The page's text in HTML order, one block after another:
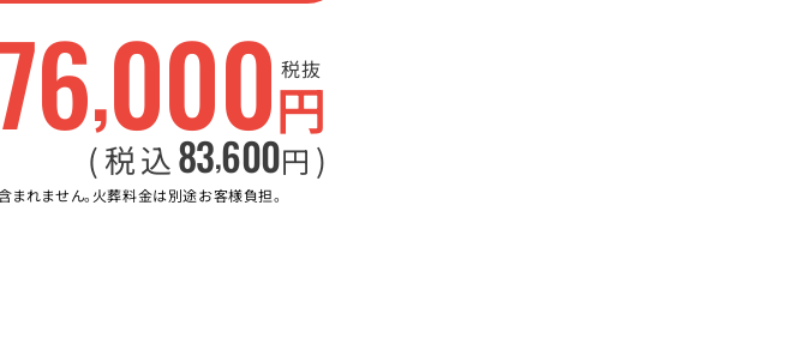
,000円
税抜
(税込83,600円 )
れません。火葬料金は別途お客様負担。